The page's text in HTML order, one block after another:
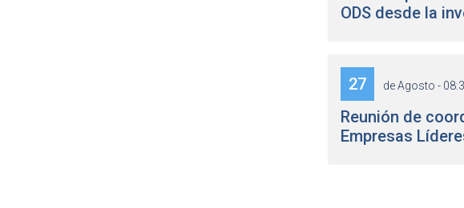
ODS desde la
27 de Agosto -
Reunión de
Empresas